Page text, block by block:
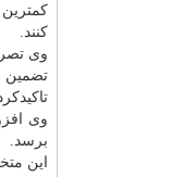
کنند.
وی
تضمین
وی
برسد.
این